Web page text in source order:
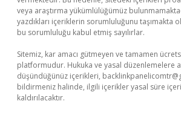
veya araştırma yükümlülüğümüz
yazdıkları içeriklerin sorumluluğunu taşımakta
bu sorumluluğu kabul etmiş sayılırlar.
Sitemiz, kar amacı gütmeyen ve tamamen
platformudur. Hukuka ve yasal düzenlemelere
düşündüğünüz içerikleri,
bildirmeniz halinde, ilgili içerikler yasal süre
kaldırılacaktır.